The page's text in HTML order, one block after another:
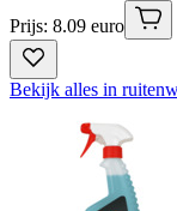
Prijs: 8.09 euro
Bekijk alles in